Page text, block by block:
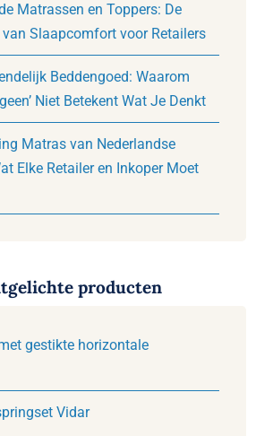
Matrassen en Toppers: De
Slaapcomfort voor Retailers
Beddengoed: Waarom
Niet Betekent Wat Je Denkt
Matras van Nederlandse
Elke Retailer en Inkoper Moet
producten
gestikte horizontale
Vidar